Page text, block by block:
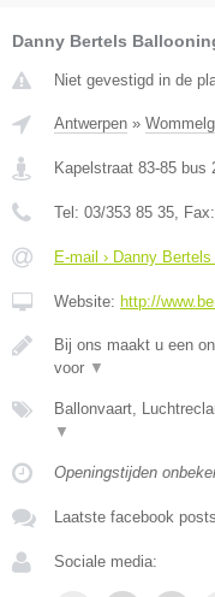
Danny Bertels
Niet gevestigd in de
Antwerpen »
Kapelstraat 83-85 bus
Tel: 03/353 85 35 , Fax:
E-mail › Danny
Website: http://
Bij ons maakt u een
voor ▼
Ballonvaart,
▼
Openingstijden
Laatste facebook posts
Sociale media: